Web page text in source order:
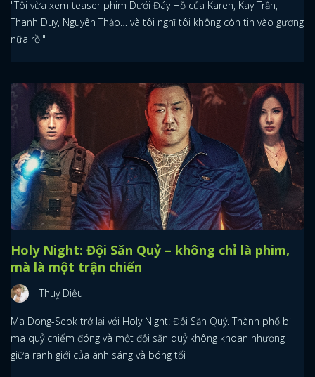
"Tôi vừa xem teaser phim Dưới Đáy Hồ của Karen, Kay Trần,
Thanh Duy, Nguyên Thảo… và tôi nghĩ tôi không còn tin vào gương
nữa rồi"
Holy Night: Đội Săn Quỷ – không chỉ là phim,
mà là một trận chiến
Thuỵ Diệu
Ma Dong-Seok trở lại với Holy Night: Đội Săn Quỷ. Thành phố bị
ma quỷ chiếm đóng và một đội săn quỷ không khoan nhượng
giữa ranh giới của ánh sáng và bóng tối